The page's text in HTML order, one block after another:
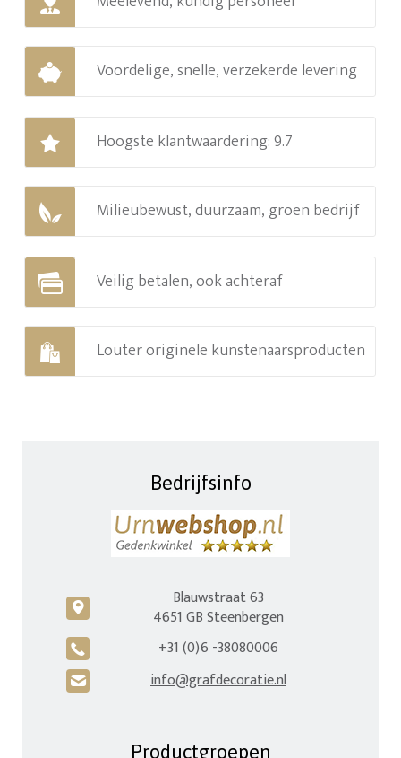
Voordelige, snelle, verzekerde levering
Hoogste klantwaardering: 9.7
Milieubewust, duurzaam, groen bedrijf
Veilig betalen, ook achteraf
Louter originele kunstenaarsproducten
Bedrijfsinfo
c
Blauwstraat 63
4651 GB Steenbergen
A +31 (0)6 -38080006
H info@grafdecoratie.nl
Productgroepen